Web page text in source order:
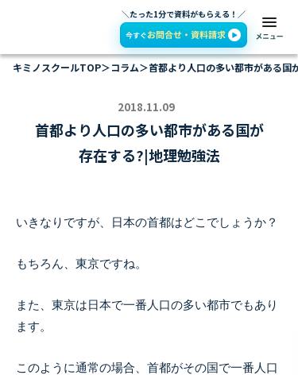
＼たった1分で資料がもらえる！／
キミノスクールTOP＞コラム＞首都より人口の多い都市がある国
2018.11.09
首都より人口の多い都市がある国が
存在する?|地理勉強法
いきなりですが、日本の首都はどこでしょうか？
もちろん、東京ですね。
また、東京は日本で一番人口の多い都市でもあり
ます。
このように通常の場合、首都がその国で一番人口